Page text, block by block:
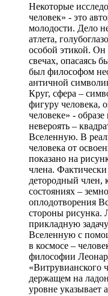
Некоторые
человек» - это
молодости. Дело
атлета,
особой этикой.
свечах, опасаясь
был философом
античной
Круг, сфера –
фигуру человека,
человеке» -
невероять –
Вселенную. В
человека от
показано на
члена. Фактически
детородный член,
состояниях –
оплодотворения
стороны рисунка.
прикладную
Вселенную с
в космосе –
философии
«Витрувианского
держащем на
уровне указывает